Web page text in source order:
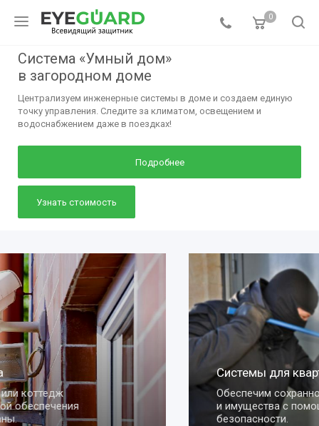
0
Система «Умный дом»
в загородном доме
Централизуем инженерные системы в доме и создаем единую
точку управления. Следите за климатом, освещением и
водоснабжением даже в поездках!
Подробнее
Узнать стоимость
Системы для квартиры
Обеспечим сохранность вашей квартиры
и имущества с помощью умных систем
безопасности.